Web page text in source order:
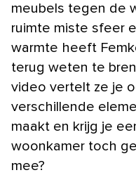
meubels tegen de
ruimte miste sfeer
warmte heeft
terug weten te
video vertelt ze je
verschillende
maakt en krijg je
woonkamer toch
mee?